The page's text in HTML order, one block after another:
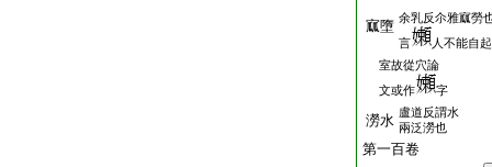
寙墮 余乳反尒雅寙勞
言
人不能自
室故從穴論
文或作
字
澇水 盧道反謂水
兩泛澇也
第一百卷